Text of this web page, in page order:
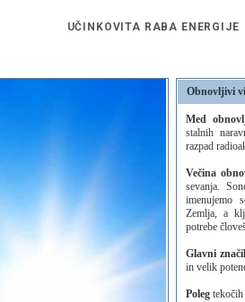
UČINKOVITA RABA ENERGIJE